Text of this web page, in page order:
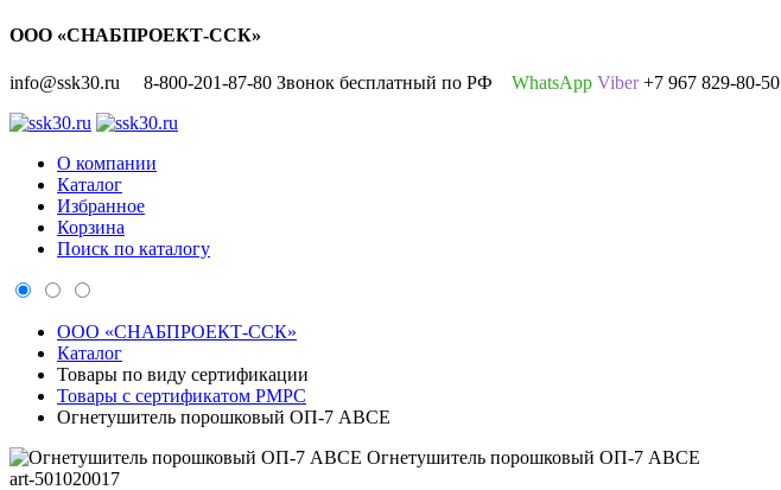
ООО «СНАБПРОЕКТ-ССК»
info@ssk30.ru 8-800-201-87-80 Звонок бесплатный по РФ WhatsApp Viber+7 967 829-80-50
О компании
Каталог
Избранное
Корзина
Поиск по каталогу
ООО «СНАБПРОЕКТ-ССК»
Каталог
Товары по виду сертификации
Товары с сертификатом РМРС
Огнетушитель порошковый ОП-7 АВСЕ
Огнетушитель порошковый ОП-7 АВСЕ
art-501020017